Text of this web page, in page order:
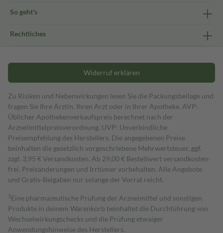
So geht's
Rechtliches
Widerruf erklären
Zu Risiken und Nebenwirkungen lesen Sie die Packungsbeilage und
fragen Sie Ihre Ärztin, Ihren Arzt oder in Ihrer Apotheke. AVP:
Üblicher Apothekenverkaufspreis berechnet nach der
Arzneimittelpreisverordnung. UVP: Unverbindliche
Preisempfehlung des Herstellers. Die angegebenen Preise
beinhalten die gesetzlich vorgeschriebene Mehrwertsteuer, ggf.
zzgl. 3,95 € Versandkosten. Ab 29,00 € Bestell­wert versand­kosten­
frei. Preisänderungen und Irrtümer vorbehalten. Alle Angebote
und Gratis-Beigaben nur solange der Vorrat reicht.
1 Eine pharmazeutische Prüfung der Arzneimittel und sonstigen
Produkte in deinem Warenkorb beinhaltet die Durchführung von
Wechselwirkungschecks und die Prüfung etwaiger
Anwendungshinweise des Herstellers.